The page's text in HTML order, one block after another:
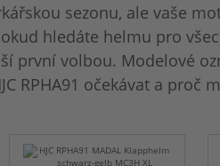
sezonu, ale vaše
hledáte helmu pro
první volbou. Modelové
RPHA91 očekávat a